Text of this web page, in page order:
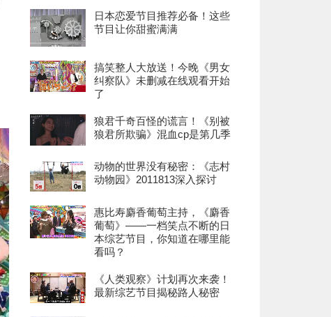
日本恋爱节目推荐必备！这些
节目让你甜蜜满满
搞笑整人大放送！今晚《男女
纠察队》未删减在线观看开始
了
狼君千奇百怪的谎言！《别被
狼君所欺骗》混血cp是第几季
动物的世界没有秘密：《志村
动物园》2011813深入探讨
惠比寿麝香葡萄主持，《麝香
葡萄》——一档笑点不断的日
本综艺节目，你知道在哪里能
看吗？
《人类观察》计划再次来袭！
最新综艺节目揭秘路人秘密